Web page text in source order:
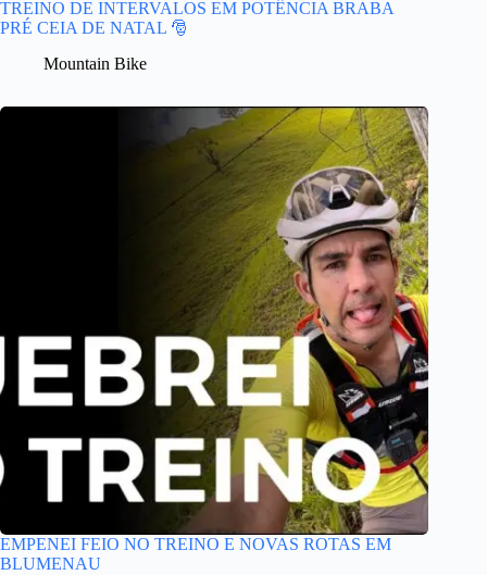
TREINO DE INTERVALOS EM POTÊNCIA BRABA
PRÉ CEIA DE NATAL 🎅
Mountain Bike
EMPENEI FEIO NO TREINO E NOVAS ROTAS EM
BLUMENAU